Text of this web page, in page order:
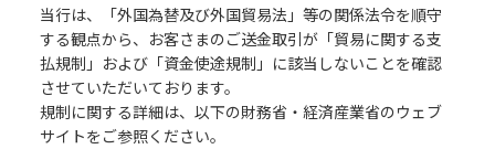
当行は、「外国為替及び外国貿易法」等の関係法令を順守
する観点から、お客さまのご送金取引が「貿易に関する支
払規制」および「資金使途規制」に該当しないことを確認
させていただいております。
規制に関する詳細は、以下の財務省・経済産業省のウェブ
サイトをご参照ください。